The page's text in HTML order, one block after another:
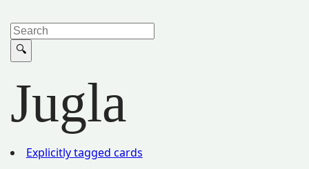
Jugla
Explicitly tagged cards